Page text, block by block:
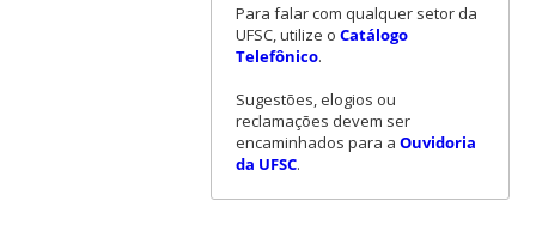
Para falar com qualquer setor da
UFSC, utilize o Catálogo
Telefônico.
Sugestões, elogios ou
reclamações devem ser
encaminhados para a Ouvidoria
da UFSC.